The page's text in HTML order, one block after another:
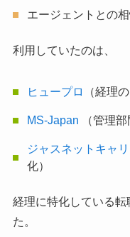
エージェントとの
利用していたのは、
ヒュープロ （経理
MS-Japan （管理
ジャスネットキャ
化）
経理に特化している
た。